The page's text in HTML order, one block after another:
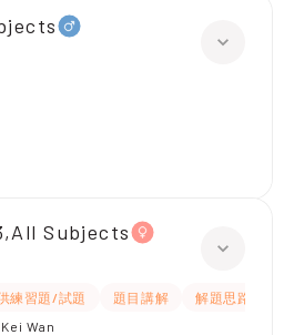
Subjects
練習題/試題 題目講解
解題思路
Wan